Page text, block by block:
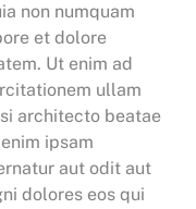
non numquam
et dolore
Ut enim ad
ullam
architecto beatae
ipsam
aut odit aut
dolores eos qui